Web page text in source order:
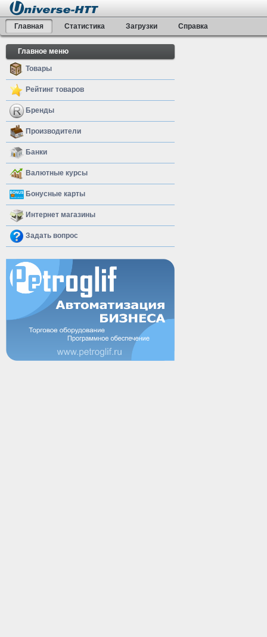
Главная Статистика Загрузки Справка
Главное меню
Товары
Рейтинг товаров
Бренды
Производители
Банки
Валютные курсы
Бонусные карты
Интернет магазины
Задать вопрос